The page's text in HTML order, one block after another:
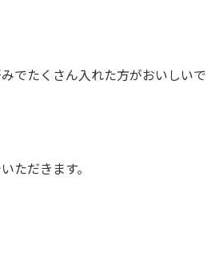
でたくさん入れた方がおいしいで
ただきます。